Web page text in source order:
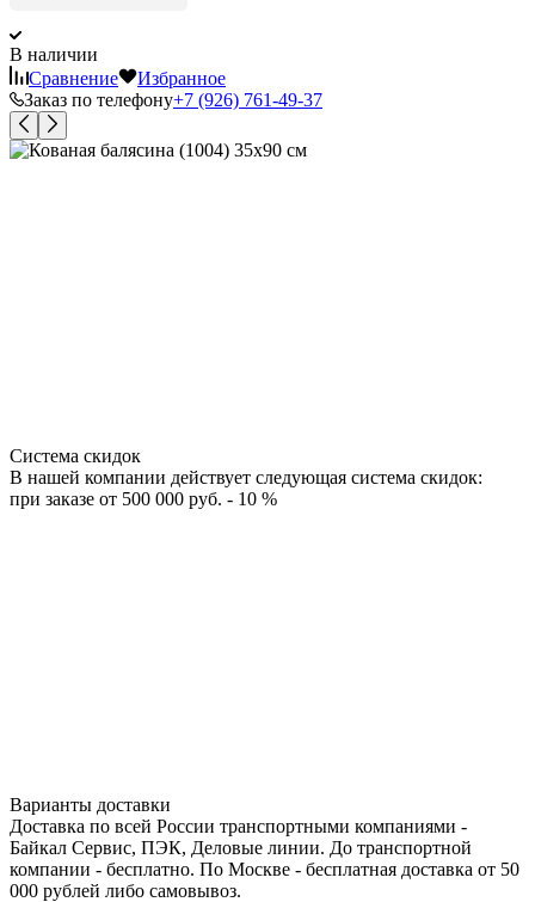
В наличии
Сравнение
Избранное
Заказ по телефону+7 (926) 761-49-37
Система скидок
В нашей компании действует следующая система скидок:
при заказе от 500 000 руб. - 10 %
Варианты доставки
Доставка по всей России транспортными компаниями -
Байкал Сервис, ПЭК, Деловые линии. До транспортной
компании - бесплатно. По Москве - бесплатная доставка от 50
000 рублей либо самовывоз.